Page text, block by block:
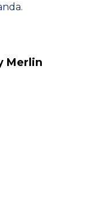
Merlin